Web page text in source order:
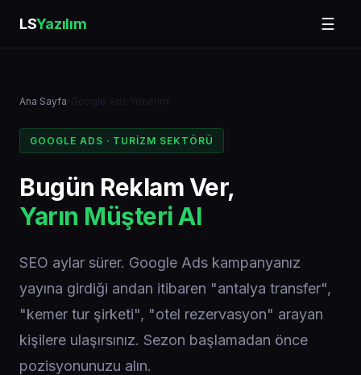
LSYazılım ☰
Ana Sayfa› Google Ads Yönetimi
GOOGLE ADS · TURIZM SEKTÖRÜ
Bugün Reklam Ver,
Yarın Müşteri Al
SEO aylar sürer. Google Ads kampanyanız
yayına girdiği andan itibaren "antalya transfer",
"kemer tur şirketi", "otel rezervasyon" arayan
kişilere ulaşırsınız. Sezon başlamadan önce
pozisyonunuzu alın.